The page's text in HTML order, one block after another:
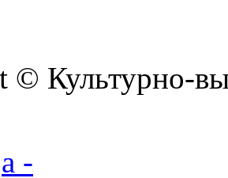
© Культурно-